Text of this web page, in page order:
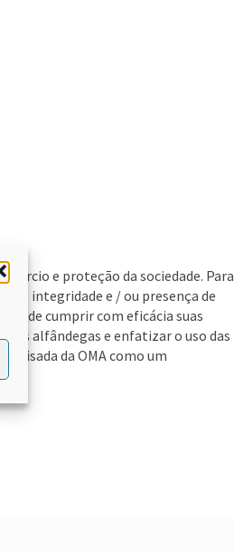
e proteção da sociedade. Para
de integridade e / ou presença de
de cumprir com eficácia suas
alfândegas e enfatizar o uso das
da OMA como um